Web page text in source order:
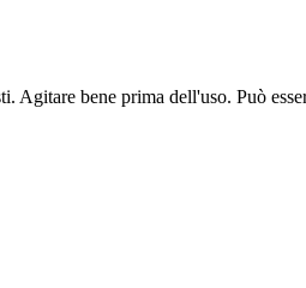
Agitare bene prima dell'uso. Può